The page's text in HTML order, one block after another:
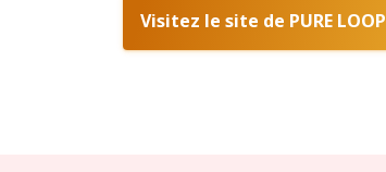
Visitez le site de PURE LOOP